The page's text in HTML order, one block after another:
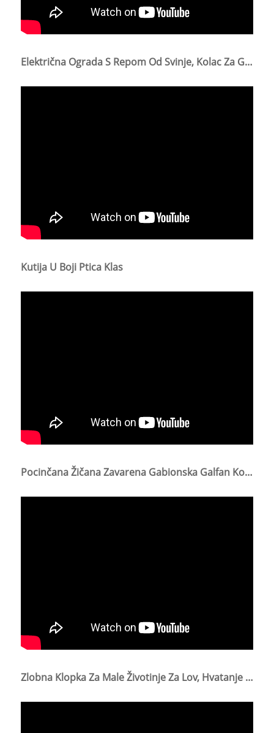
Električna Ograda S Repom Od Svinje, Kolac Za Goveda, Ovce, Svinje
Kutija U Boji Ptica Klas
Pocinčana Žičana Zavarena Gabionska Galfan Košara
Zlobna Klopka Za Male Životinje Za Lov, Hvatanje Živih Životinja, Preživljavanje, Kavez Za Miša